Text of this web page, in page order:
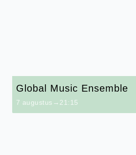
Global Music Ensemble
7 augustus→21:15